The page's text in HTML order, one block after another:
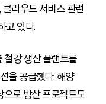
라우드 서비스 관련
고 있다.
철강 생산 플랜트를
을 공급했다. 해양
으로 방산 프로젝트도